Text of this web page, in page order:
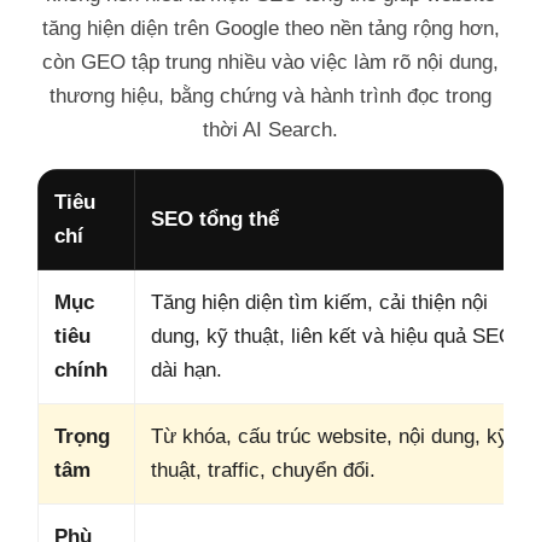
tăng hiện diện trên Google theo nền tảng rộng hơn,
còn GEO tập trung nhiều vào việc làm rõ nội dung,
thương hiệu, bằng chứng và hành trình đọc trong
thời AI Search.
Tiêu
chí
SEO tổng thể
Mục
tiêu
chính
Tăng hiện diện tìm kiếm, cải thiện nội
dung, kỹ thuật, liên kết và hiệu quả SEO
dài hạn.
Trọng
tâm
Từ khóa, cấu trúc website, nội dung, kỹ
thuật, traffic, chuyển đổi.
Phù